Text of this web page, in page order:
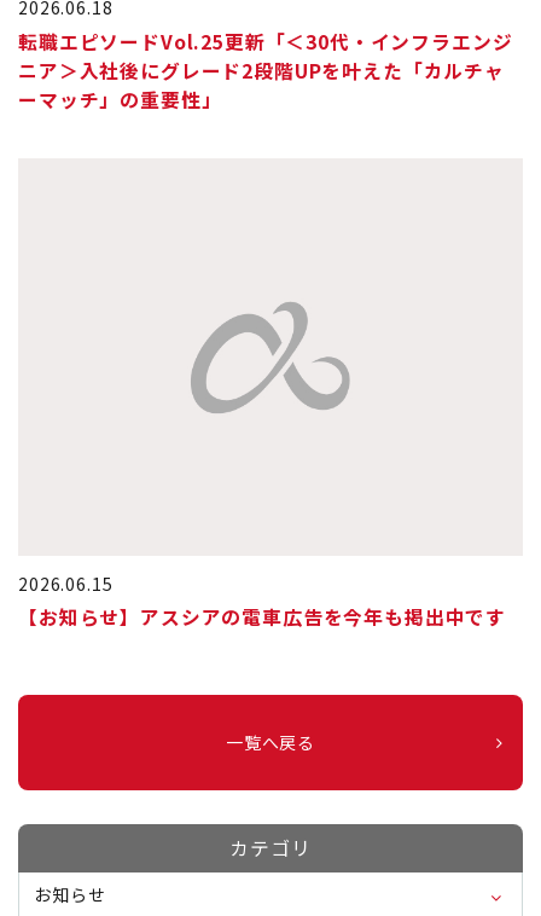
2026.06.18
転職エピソードVol.25更新「＜30代・インフラエンジ
ニア＞入社後にグレード2段階UPを叶えた「カルチャ
ーマッチ」の重要性」
2026.06.15
【お知らせ】アスシアの電車広告を今年も掲出中です
一覧へ戻る
カテゴリ
お知らせ